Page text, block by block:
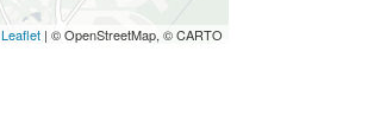
Leaflet | © OpenStreetMap, © CARTO